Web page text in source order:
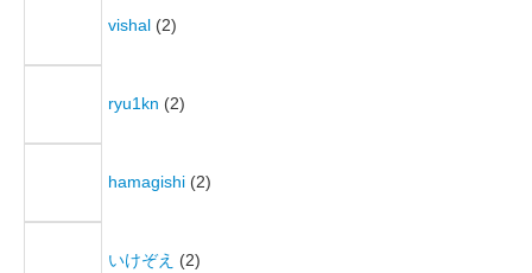
vishal (2)
ryu1kn (2)
hamagishi (2)
いけぞえ (2)